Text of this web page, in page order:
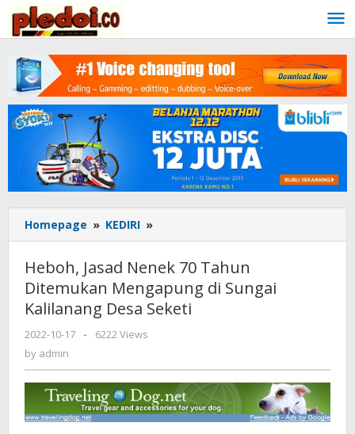
content
Homepage » KEDIRI »
Jasad
Nenek
70
Tahun
Ditemukan
Kalilanang
Desa
Seketi
Heboh, Jasad Nenek 70 Tahun
Ditemukan Mengapung di Sungai
Kalilanang Desa Seketi
2022-10-17
by
-
6222 Views
by admin